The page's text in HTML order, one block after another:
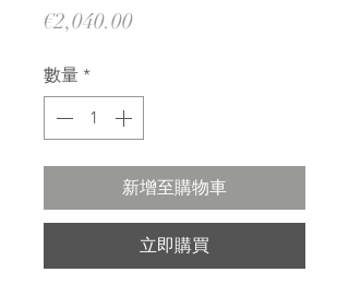
€2,040.00價
數量 *
新增至購物車
立即購買